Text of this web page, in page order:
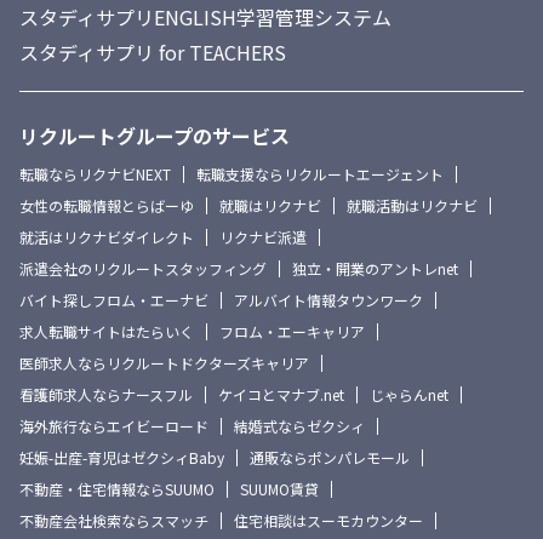
スタディサプリENGLISH学習管理システム
スタディサプリ for TEACHERS
リクルートグループのサービス
転職ならリクナビNEXT
転職支援ならリクルートエージェント
女性の転職情報とらばーゆ
就職はリクナビ
就職活動はリクナビ
就活はリクナビダイレクト
リクナビ派遣
派遣会社のリクルートスタッフィング
独立・開業のアントレnet
バイト探しフロム・エーナビ
アルバイト情報タウンワーク
求人転職サイトはたらいく
フロム・エーキャリア
医師求人ならリクルートドクターズキャリア
看護師求人ならナースフル
ケイコとマナブ.net
じゃらんnet
海外旅行ならエイビーロード
結婚式ならゼクシィ
妊娠-出産-育児はゼクシィBaby
通販ならポンパレモール
不動産・住宅情報ならSUUMO
SUUMO賃貸
不動産会社検索ならスマッチ
住宅相談はスーモカウンター